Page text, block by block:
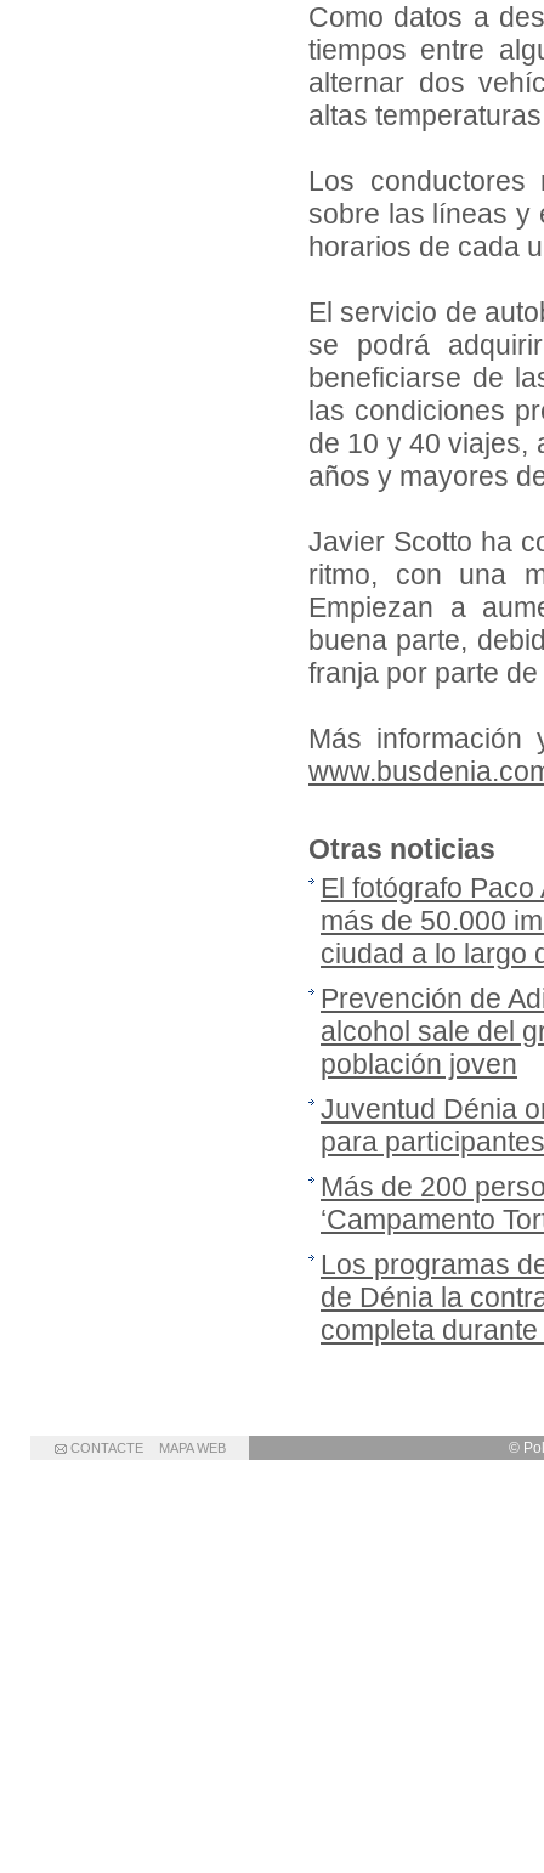
Como datos a
tiempos entre
alternar dos
altas
Los conductores
sobre las líneas y
horarios de cada
El servicio de
se podrá
beneficiarse de
las condiciones
de 10 y 40 viajes,
años y mayores
Javier Scotto ha
ritmo, con una
Empiezan a
buena parte,
franja por parte
Más
Otras noticias
El fotógrafo
más de 50.000
ciudad a lo largo
Prevención de
alcohol sale del
población joven
Juventud Dénia
para
Más de 200
‘Campamento
Los programas
de Dénia la
completa
©
CONTACTE MAPA WEB